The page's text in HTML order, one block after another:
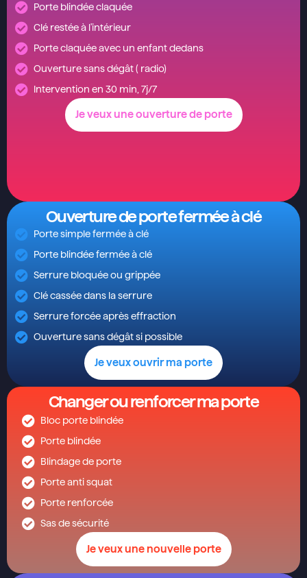
Porte blindée claquée
Clé restée à l'intérieur
Porte claquée avec un enfant dedans
Ouverture sans dégât ( radio)
Intervention en 30 min, 7j/7
Je veux une ouverture de porte
Ouverture de porte fermée à clé
Porte simple fermée à clé
Porte blindée fermée à clé
Serrure bloquée ou grippée
Clé cassée dans la serrure
Serrure forcée après effraction
Ouverture sans dégât si possible
Je veux ouvrir ma porte
Changer ou renforcer ma porte
Bloc porte blindée
Porte blindée
Blindage de porte
Porte anti squat
Porte renforcée
Sas de sécurité
Je veux une nouvelle porte